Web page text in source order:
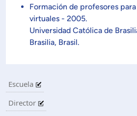
Formación de profesores
virtuales - 2005.
Universidad Católica de
Brasilia, Brasil.
Escuela
Director